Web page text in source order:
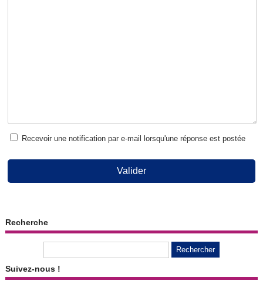
Recevoir une notification par e-mail lorsqu'une réponse est postée
Valider
Recherche
Suivez-nous !